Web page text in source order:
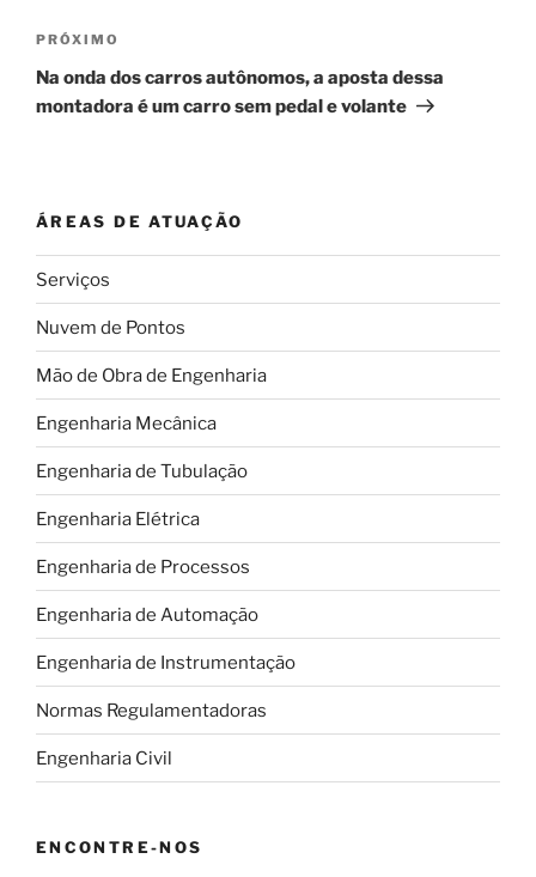
Próximo
post
PRÓXIMO
Na onda dos carros autônomos, a aposta dessa
montadora é um carro sem pedal e volante
ÁREAS DE ATUAÇÃO
Serviços
Nuvem de Pontos
Mão de Obra de Engenharia
Engenharia Mecânica
Engenharia de Tubulação
Engenharia Elétrica
Engenharia de Processos
Engenharia de Automação
Engenharia de Instrumentação
Normas Regulamentadoras
Engenharia Civil
ENCONTRE-NOS